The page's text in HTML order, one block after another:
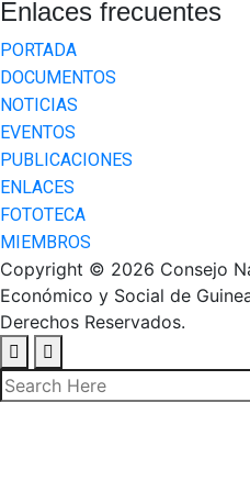
Enlaces frecuentes
PORTADA
DOCUMENTOS
NOTICIAS
EVENTOS
PUBLICACIONES
ENLACES
FOTOTECA
MIEMBROS
Copyright © 2026 Consejo
Económico y Social de
Derechos Reservados.